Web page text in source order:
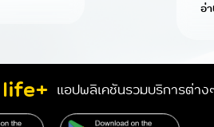
อ่
life+ แอปพลิเคชันรวมบริการต่า